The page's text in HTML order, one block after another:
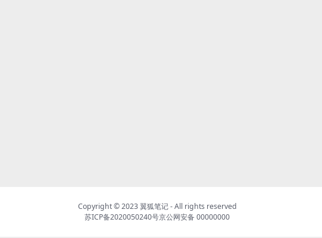
Copyright © 2023翼狐笔记- All rights reserved
苏ICP备2020050240号京公网安备 00000000